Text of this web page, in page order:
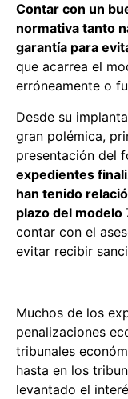
Contar con un
normativa tanto
garantía para
que acarrea el
erróneamente o
Desde su
gran polémica,
presentación del
expedientes
han tenido
plazo del modelo
contar con el
evitar recibir
Muchos de los
penalizaciones
tribunales
hasta en los
levantado el